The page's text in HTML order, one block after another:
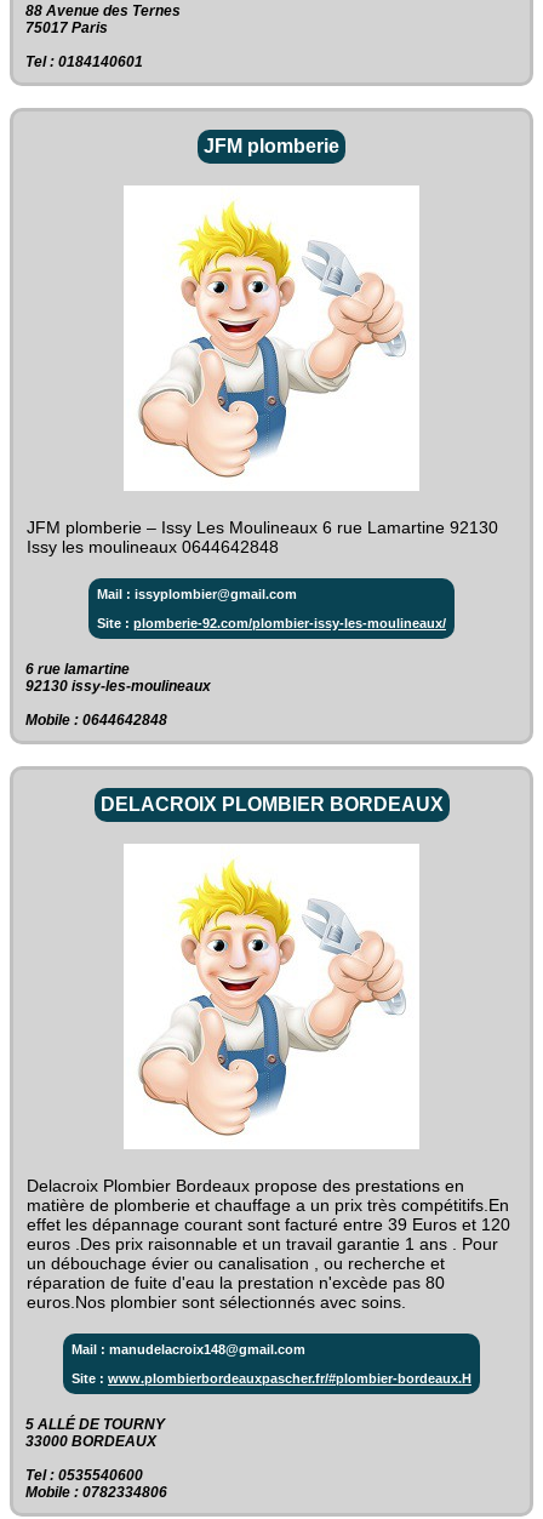
88 Avenue des Ternes‎
75017 Paris
Tel : 0184140601
JFM plomberie
JFM plomberie – Issy Les Moulineaux 6 rue Lamartine 92130
Issy les moulineaux 0644642848
Mail : issyplombier@gmail.com
Site : plomberie-92.com/plombier-issy-les-moulineaux/
6 rue lamartine‎
92130 issy-les-moulineaux
Mobile : 0644642848
DELACROIX PLOMBIER BORDEAUX
Delacroix Plombier Bordeaux propose des prestations en
matière de plomberie et chauffage a un prix très compétitifs.En
effet les dépannage courant sont facturé entre 39 Euros et 120
euros .Des prix raisonnable et un travail garantie 1 ans . Pour
un débouchage évier ou canalisation , ou recherche et
réparation de fuite d'eau la prestation n'excède pas 80
euros.Nos plombier sont sélectionnés avec soins.
Mail : manudelacroix148@gmail.com
Site : www.plombierbordeauxpascher.fr/#plombier-bordeaux.H
5 ALLÉ DE TOURNY ‎
33000 BORDEAUX
Tel : 0535540600
Mobile : 0782334806